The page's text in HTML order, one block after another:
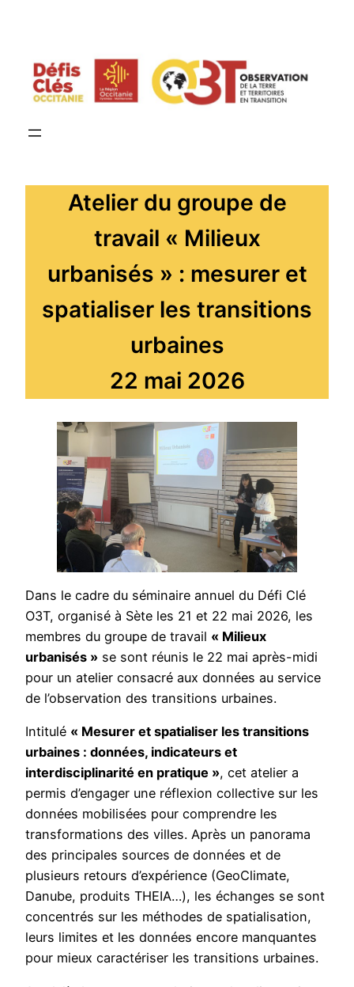
Atelier du groupe de
travail « Milieux
urbanisés » : mesurer et
spatialiser les transitions
urbaines
22 mai 2026
Dans le cadre du séminaire annuel du Défi Clé
O3T, organisé à Sète les 21 et 22 mai 2026, les
membres du groupe de travail « Milieux
urbanisés » se sont réunis le 22 mai après-midi
pour un atelier consacré aux données au service
de l’observation des transitions urbaines.
Intitulé « Mesurer et spatialiser les transitions
urbaines : données, indicateurs et
interdisciplinarité en pratique », cet atelier a
permis d’engager une réflexion collective sur les
données mobilisées pour comprendre les
transformations des villes. Après un panorama
des principales sources de données et de
plusieurs retours d’expérience (GeoClimate,
Danube, produits THEIA…), les échanges se sont
concentrés sur les méthodes de spatialisation,
leurs limites et les données encore manquantes
pour mieux caractériser les transitions urbaines.